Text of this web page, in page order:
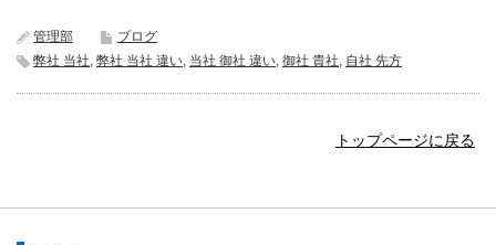
管理部
ブログ
弊社 当社, 弊社 当社 違い, 当社 御社 違い, 御社 貴社, 自社 先方
トップページに戻る